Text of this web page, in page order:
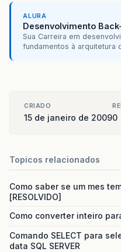
ALURA
Desenvolvimento
Sua Carreira em
fundamentos à arquitetura
CRIADO
15 de janeiro de 20090
Topicos relacionados
Como saber se um mes
[RESOLVIDO]
Como converter inteiro
Comando SELECT para
data SQL SERVER